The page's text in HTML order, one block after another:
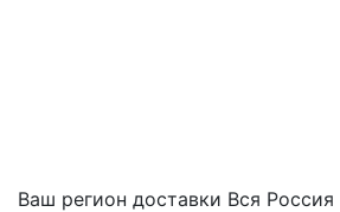
Ваш регион доставки Вся Россия